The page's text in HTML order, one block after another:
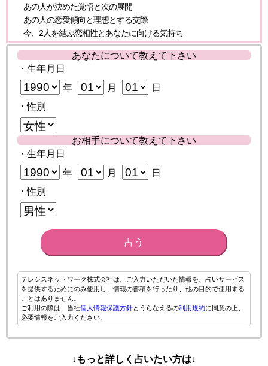
あの人が決めた覚悟と次の展開
あの人の恋愛傾向と理想とする交際
今、2人を結ぶ恋相性とあなたに向ける気持ち
あなたについて教えて下さい
・生年月日
年 月
日
・性別
お相手について教えて下さい
・生年月日
年 月
日
・性別
占う
テレシスネットワーク株式会社は、ご入力いただいた情報を、占いサービス
を提供するためにのみ使用し、情報の蓄積を行ったり、他の目的で使用する
ことはありません。
ご利用の際は、当社個人情報保護方針とうらなえるの利用規約に同意の上、
必要情報をご入力ください。
↓もっと詳しく占いたい方は↓